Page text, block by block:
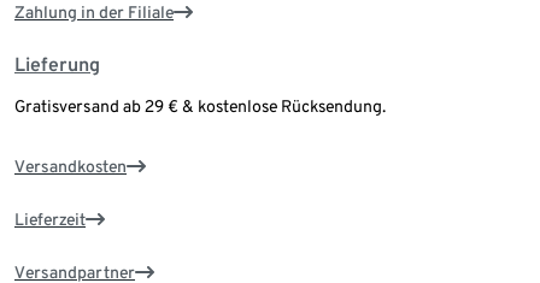
Zahlung in der Filiale
Lieferung
Gratisversand ab 29 € & kostenlose Rücksendung.
Versandkosten
Lieferzeit
Versandpartner